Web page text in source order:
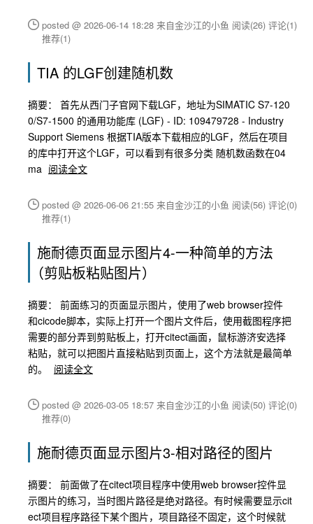
posted @ 2026-06-14 18:28 来自金沙江的小鱼 阅读(26) 评论(1)
推荐(1)
TIA 的LGF创建随机数
摘要： 首先从西门子官网下载LGF，地址为SIMATIC S7-120
0/S7-1500 的通用功能库 (LGF) - ID: 109479728 - Industry
Support Siemens 根据TIA版本下载相应的LGF，然后在项目
的库中打开这个LGF，可以看到有很多分类 随机数函数在04
ma 阅读全文
posted @ 2026-06-06 21:55 来自金沙江的小鱼 阅读(56) 评论(0)
推荐(1)
施耐德页面显示图片4-一种简单的方法
（剪贴板粘贴图片）
摘要： 前面练习的页面显示图片，使用了web browser控件
和cicode脚本，实际上打开一个图片文件后，使用截图程序把
需要的部分弄到剪贴板上，打开citect画面，鼠标游济安选择
粘贴，就可以把图片直接粘贴到页面上，这个方法就是最简单
的。
阅读全文
posted @ 2026-03-05 18:57 来自金沙江的小鱼 阅读(50) 评论(0)
推荐(0)
施耐德页面显示图片3-相对路径的图片
摘要： 前面做了在citect项目程序中使用web browser控件显
示图片的练习，当时图片路径是绝对路径。有时候需要显示cit
ect项目程序路径下某个图片，项目路径不固定，这个时候就